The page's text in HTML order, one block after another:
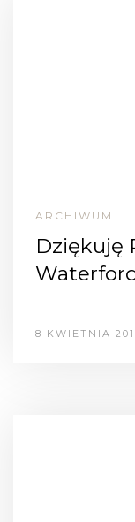
ARCHIWUM
Dziękuję
8 KWIETNIA